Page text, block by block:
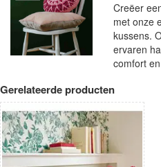
Creëer
met onze
kussens.
ervaren
comfort
Gerelateerde producten